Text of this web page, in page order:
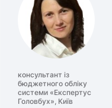
консультант із
бюджетного обліку
системи «Експертус
Головбух», Київ